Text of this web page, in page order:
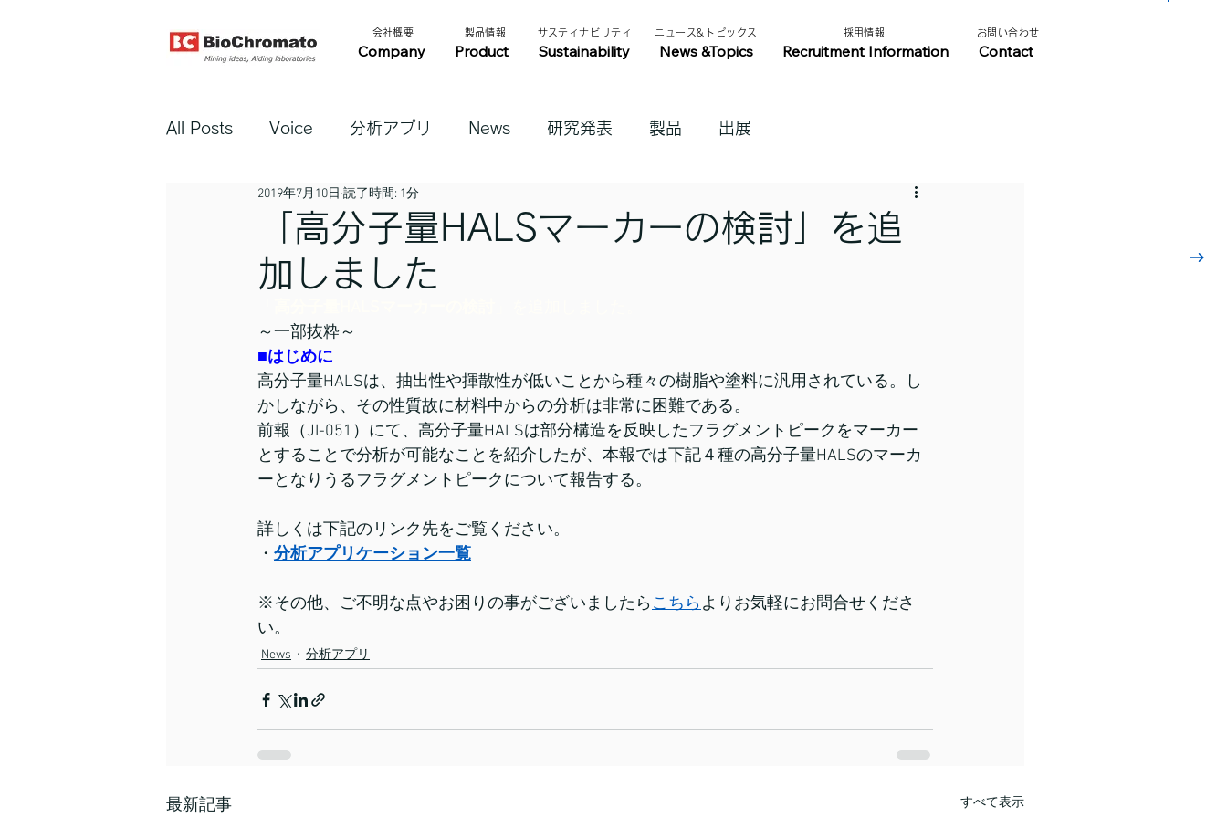
Company Product Sustainability News &Topics Recruitment Information Contact
​製品情報​​
​会社概要​​ ​サスティナビリティ​ ​ニュース&トピックス​ ​採用情報​​ ​お問い合わせ​
All Posts Voice 分析アプリ News 研究発表 製品 出展
「高分子量HALSマーカーの検討」を追
加しました
2019年7月10日 読了時間: 1分
～一部抜粋～
■はじめに
高分子量HALSは、抽出性や揮散性が低いことから種々の樹脂や塗料に汎用されている。し
かしながら、その性質故に材料中からの分析は非常に困難である。
前報（JI-051）にて、高分子量HALSは部分構造を反映したフラグメントピークをマーカー
とすることで分析が可能なことを紹介したが、本報では下記４種の高分子量HALSのマーカ
ーとなりうるフラグメントピークについて報告する。
詳しくは下記のリンク先をご覧ください。
・ 分析アプリケーション一覧
※その他、ご不明な点やお困りの事がございましたら こちらよりお気軽にお問合せくださ
い。
News 分析アプリ
最新記事 すべて表示